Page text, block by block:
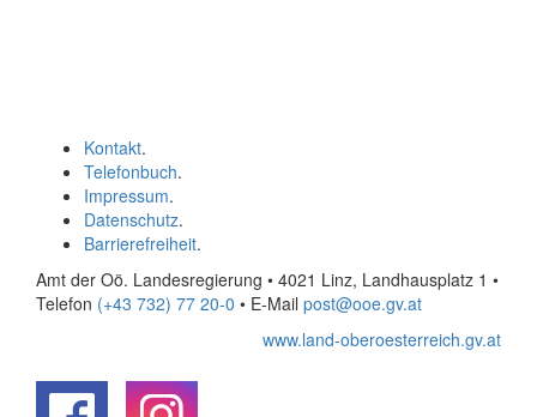
Kontakt.
Telefonbuch.
Impressum.
Datenschutz.
Barrierefreiheit.
Amt der Oö. Landesregierung • 4021 Linz, Landhausplatz 1 •
Telefon (+43 732) 77 20-0 • E-Mail post@ooe.gv.at
www.land-oberoesterreich.gv.at